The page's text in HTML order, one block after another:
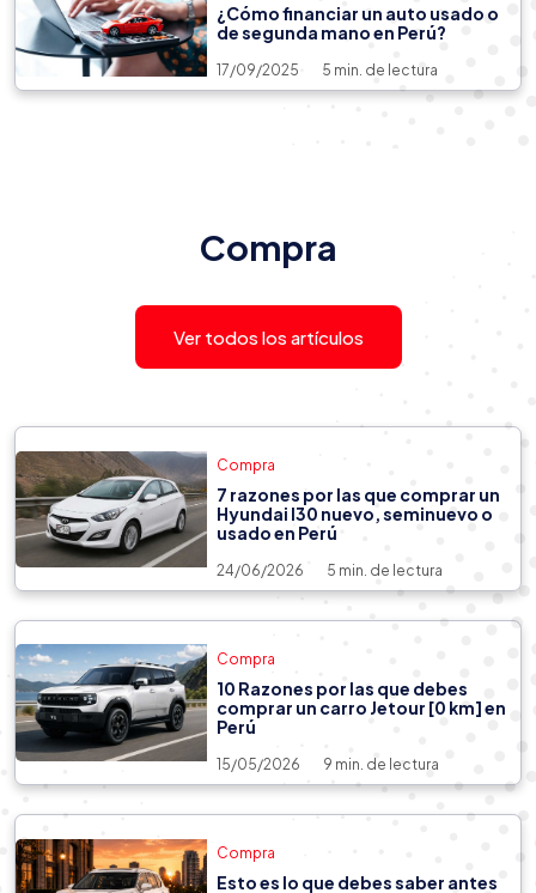
¿Cómo financiar un auto usado o
de segunda mano en Perú?
17/09/2025 5 min. de lectura
Compra
Ver todos los artículos
¿Dónde y cómo comprar un auto
seminuevo en Perú sin cometer
Compra
7 razones por las que comprar un
Hyundai I30 nuevo, seminuevo o
usado en Perú
24/06/2026 5 min. de lectura
Compra
10 Razones por las que debes
comprar un carro Jetour [0 km] en
Perú
15/05/2026 9 min. de lectura
Compra
Esto es lo que debes saber antes
Compra 15/05/2026